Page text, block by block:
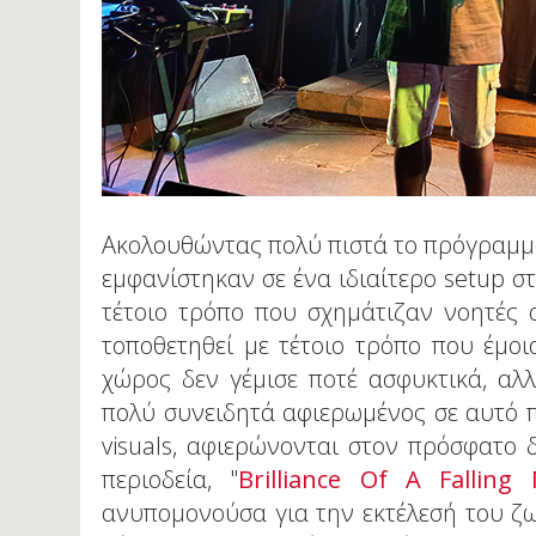
Ακολουθώντας πολύ πιστά το
εμφανίστηκαν σε ένα ιδιαίτερο setup
τέτοιο τρόπο που σχημάτιζαν
τοποθετηθεί με τέτοιο τρόπο που
χώρος δεν γέμισε ποτέ ασφυκτικά,
πολύ συνειδητά αφιερωμένος σε αυτό
visuals, αφιερώνονται στον πρόσφατο
περιοδεία, "Brilliance Of A Falling
ανυπομονούσα για την εκτέλεσή του